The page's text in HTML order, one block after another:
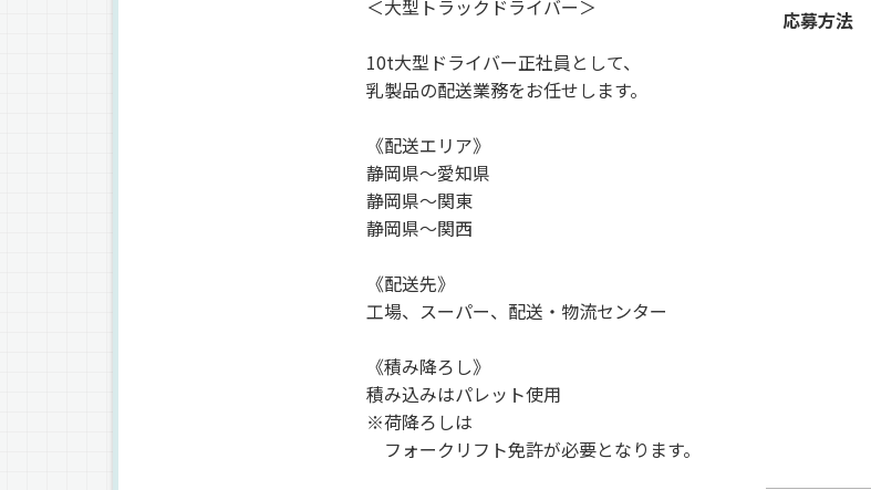
＜大型トラックドライバー＞
10t大型ドライバー正社員として、
乳製品の配送業務をお任せします。
《配送エリア》
静岡県～愛知県
静岡県～関東
静岡県～関西
《配送先》
工場、スーパー、配送・物流センター
《積み降ろし》
積み込みはパレット使用
※荷降ろしは
フォークリフト免許が必要となります。
応募方法